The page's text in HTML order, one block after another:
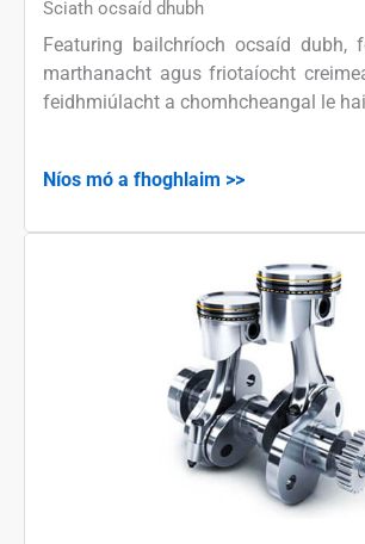
Sciath ocsaíd dhubh
Featuring bailchríoch ocsaíd dubh,
marthanacht agus friotaíocht
feidhmiúlacht a chomhcheangal le
Níos mó a fhoghlaim >>